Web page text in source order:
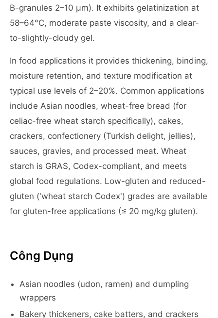
B-granules 2–10 μm). It exhibits gelatinization at
58–64°C, moderate paste viscosity, and a clear-
to-slightly-cloudy gel.
In food applications it provides thickening, binding,
moisture retention, and texture modification at
typical use levels of 2–20%. Common applications
include Asian noodles, wheat-free bread (for
celiac-free wheat starch specifically), cakes,
crackers, confectionery (Turkish delight, jellies),
sauces, gravies, and processed meat. Wheat
starch is GRAS, Codex-compliant, and meets
global food regulations. Low-gluten and reduced-
gluten ('wheat starch Codex') grades are available
for gluten-free applications (≤ 20 mg/kg gluten).
Công Dụng
Asian noodles (udon, ramen) and dumpling
wrappers
Bakery thickeners, cake batters, and crackers